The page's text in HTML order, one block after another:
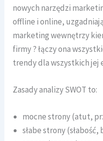
nowych narzędzi
offline i online,
marketing wewnętrzy
firmy ? łączy ona
trendy dla wszystkich jej
Zasady analizy SWOT to:
mocne strony (atut,
słabe strony (słabość,